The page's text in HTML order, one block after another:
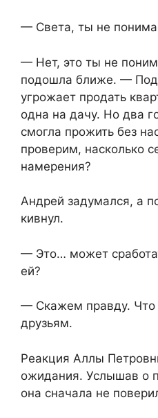
— Света, ты не
— Нет, это ты не
подошла ближе. —
угрожает продать
одна на дачу. Но два
смогла прожить без
проверим, насколько
намерения?
Андрей задумался, а
кивнул.
— Это… может
ей?
— Скажем правду. Что
друзьям.
Реакция Аллы
ожидания. Услышав о
она сначала не